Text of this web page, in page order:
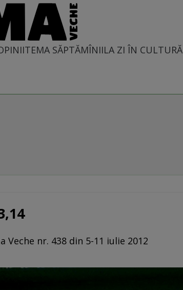
TEMA SĂPTĂMÎNIILA ZI ÎN CULTURĂ
Veche nr. 438 din 5-11 iulie 2012